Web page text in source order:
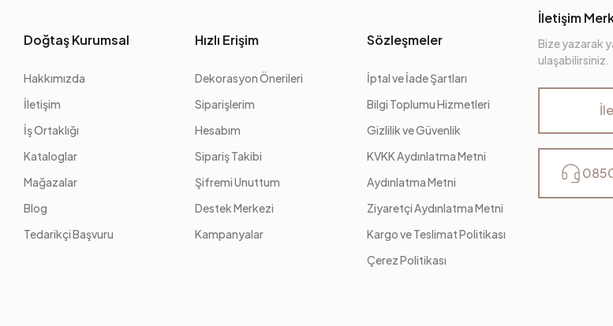
Doğtaş Kurumsal
Hakkımızda
İletişim
İş Ortaklığı
Kataloglar
Mağazalar
Blog
Tedarikçi Başvuru
Hızlı Erişim
Dekorasyon Önerileri
Siparişlerim
Hesabım
Sipariş Takibi
Şifremi Unuttum
Destek Merkezi
Kampanyalar
Sözleşmeler
İptal ve İade Şartları
Bilgi Toplumu Hizmetleri
Gizlilik ve Güvenlik
KVKK Aydınlatma Metni
Aydınlatma Metni
Ziyaretçi Aydınlatma Metni
Kargo ve Teslimat Politikası
Çerez Politikası
İletişim
Bize yazarak
ulaşabilirsiniz.